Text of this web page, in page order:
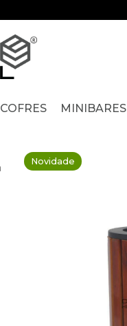
COFRES MINIBARES
Novidade